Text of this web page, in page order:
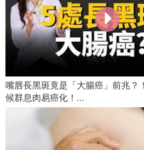
嘴唇長黑斑竟是「大腸癌」前兆？
候群息肉易癌化！...